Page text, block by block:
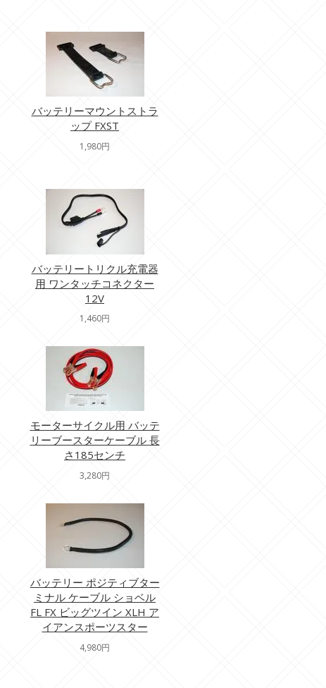
バッテリーマウントストラ
ップ FXST
1,980円
バッテリートリクル充電器
用 ワンタッチコネクター
12V
1,460円
モーターサイクル用 バッテ
リーブースターケーブル 長
さ185センチ
3,280円
バッテリー ポジティブター
ミナル ケーブル ショベル
FL FX ビッグツイン XLH ア
イアンスポーツスター
4,980円